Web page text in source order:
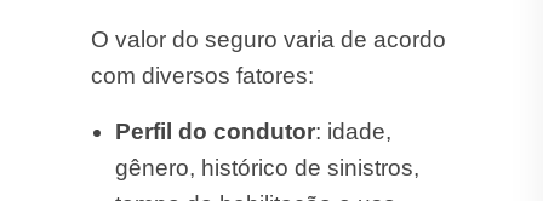
O valor do seguro varia de acordo
com diversos fatores:
Perfil do condutor: idade,
gênero, histórico de sinistros,